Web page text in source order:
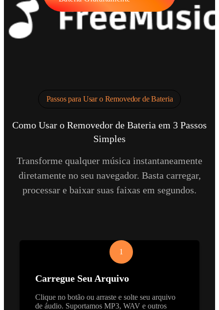
Passos para Usar o Removedor de Bateria
Como Usar o Removedor de Bateria em 3 Passos
Simples
Transforme qualquer música instantaneamente
diretamente no seu navegador. Basta carregar,
processar e baixar suas faixas em segundos.
1
Carregue Seu Arquivo
Clique no botão ou arraste e solte seu arquivo
de áudio. Suportamos MP3, WAV e outros